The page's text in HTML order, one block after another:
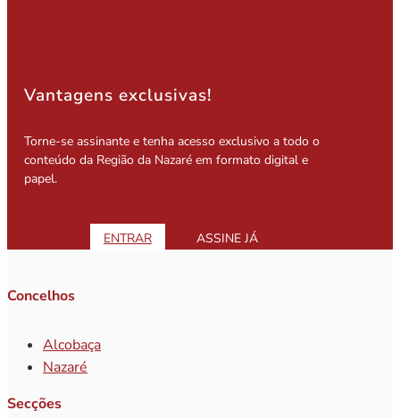
Vantagens exclusivas!
Torne-se assinante e tenha acesso exclusivo a todo o
conteúdo da Região da Nazaré em formato digital e
papel.
ENTRAR ASSINE JÁ
Concelhos
Alcobaça
Nazaré
Secções